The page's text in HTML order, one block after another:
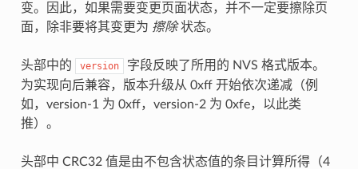
变。因此，如果需要变更页面状态，并不一定要擦除页
面，除非要将其变更为 擦除状态。
头部中的 version
字段反映了所用的 NVS 格式版本。
为实现向后兼容，版本升级从 0xff 开始依次递减（例
如，version-1 为 0xff，version-2 为 0xfe，以此类
推）。
头部中 CRC32 值是由不包含状态值的条目计算所得（4